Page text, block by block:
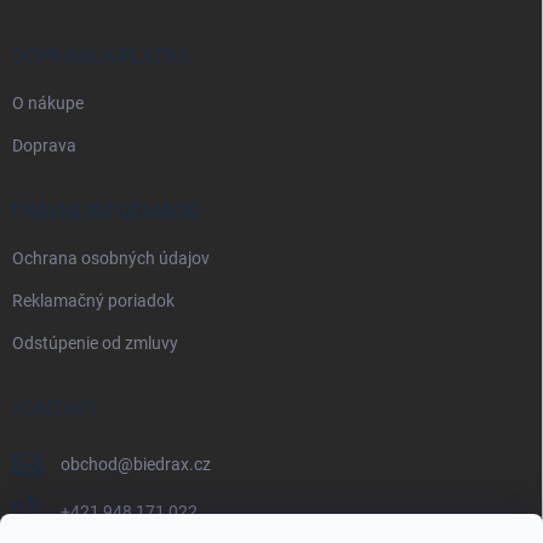
DOPRAVA A PLATBA
O nákupe
Doprava
PRÁVNE INFORMÁCIE
Ochrana osobných údajov
Reklamačný poriadok
Odstúpenie od zmluvy
KONTAKT
obchod@biedrax.cz
+421 948 171 022